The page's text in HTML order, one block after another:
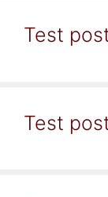
Test
Test